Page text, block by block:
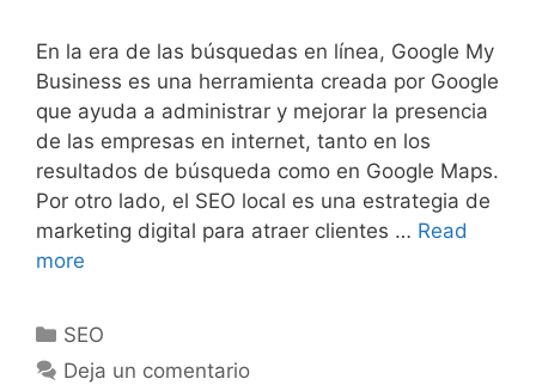
En la era de las búsquedas en línea, Google My
Business es una herramienta creada por Google
que ayuda a administrar y mejorar la presencia
de las empresas en internet, tanto en los
resultados de búsqueda como en Google Maps.
Por otro lado, el SEO local es una estrategia de
marketing digital para atraer clientes … Read
more
SEO
Deja un comentario